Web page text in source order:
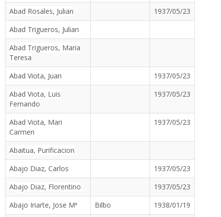
Abad Rosales, Julian
1937/05/23
Abad Trigueros, Julian
Abad Trigueros, Maria
Teresa
Abad Viota, Juan
1937/05/23
Abad Viota, Luis
Fernando
1937/05/23
Abad Viota, Mari
Carmen
1937/05/23
Abaitua, Purificacion
Abajo Diaz, Carlos
1937/05/23
Abajo Diaz, Florentino
1937/05/23
Abajo Iriarte, Jose Mª
Bilbo
1938/01/19